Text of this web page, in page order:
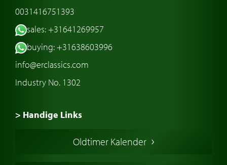
0031416751393
sales: +31641269957
buying: +31638603996
info@erclassics.com
Industry No. 1302
> Handige Links
Oldtimer Kalender